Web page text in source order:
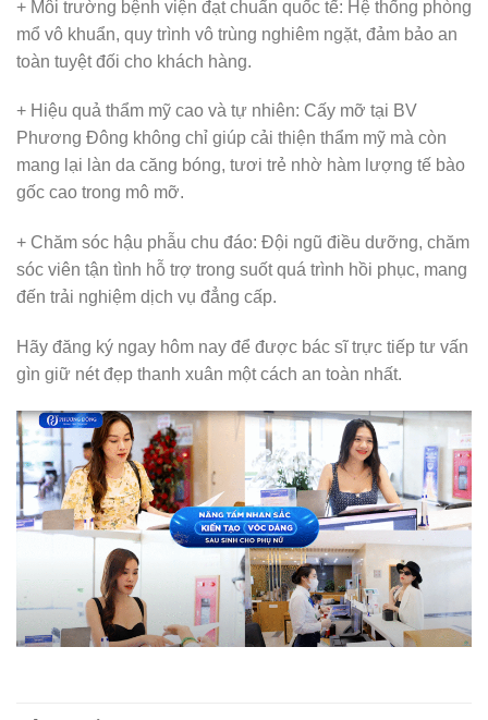
+ Môi trường bệnh viện đạt chuẩn quốc tế: Hệ thống phòng
mổ vô khuẩn, quy trình vô trùng nghiêm ngặt, đảm bảo an
toàn tuyệt đối cho khách hàng.
+ Hiệu quả thẩm mỹ cao và tự nhiên: Cấy mỡ tại BV
Phương Đông không chỉ giúp cải thiện thẩm mỹ mà còn
mang lại làn da căng bóng, tươi trẻ nhờ hàm lượng tế bào
gốc cao trong mô mỡ.
+ Chăm sóc hậu phẫu chu đáo: Đội ngũ điều dưỡng, chăm
sóc viên tận tình hỗ trợ trong suốt quá trình hồi phục, mang
đến trải nghiệm dịch vụ đẳng cấp.
Hãy đăng ký ngay hôm nay để được bác sĩ trực tiếp tư vấn
gìn giữ nét đẹp thanh xuân một cách an toàn nhất.